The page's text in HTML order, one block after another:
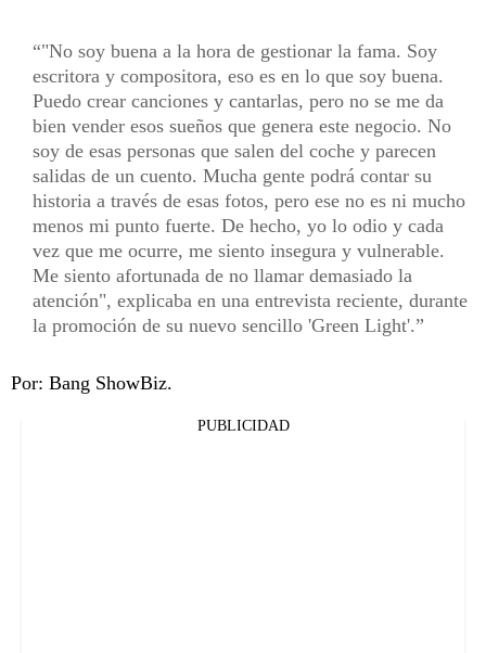
"No soy buena a la hora de gestionar la fama. Soy
escritora y compositora, eso es en lo que soy buena.
Puedo crear canciones y cantarlas, pero no se me da
bien vender esos sueños que genera este negocio. No
soy de esas personas que salen del coche y parecen
salidas de un cuento. Mucha gente podrá contar su
historia a través de esas fotos, pero ese no es ni mucho
menos mi punto fuerte. De hecho, yo lo odio y cada
vez que me ocurre, me siento insegura y vulnerable.
Me siento afortunada de no llamar demasiado la
atención", explicaba en una entrevista reciente, durante
la promoción de su nuevo sencillo 'Green Light'.
Por: Bang ShowBiz.
PUBLICIDAD